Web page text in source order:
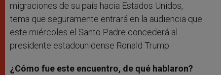
migraciones de su país hacia Estados Unidos,
tema que seguramente entrará en la audiencia que
este miércoles el Santo Padre concederá al
presidente estadounidense Ronald Trump.
¿Cómo fue este encuentro, de qué hablaron?